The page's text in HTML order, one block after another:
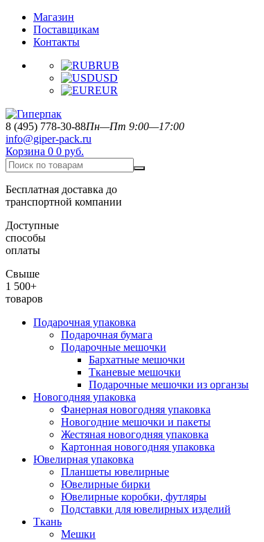
Магазин
Поставщикам
Контакты
RUB
USD
EUR
8 (495) 778-30-88Пн—Пт 9:00—17:00
info@giper-pack.ru
Корзина 0 0 руб.
Бесплатная доставка до
транспортной компании
Доступные
способы
оплаты
Свыше
1 500+
товаров
Подарочная упаковка
Подарочная бумага
Подарочные мешочки
Бархатные мешочки
Тканевые мешочки
Подарочные мешочки из органзы
Новогодняя упаковка
Фанерная новогодняя упаковка
Новогодние мешочки и пакеты
Жестяная новогодняя упаковка
Картонная новогодняя упаковка
Ювелирная упаковка
Планшеты ювелирные
Ювелирные бирки
Ювелирные коробки, футляры
Подставки для ювелирных изделий
Ткань
Мешки